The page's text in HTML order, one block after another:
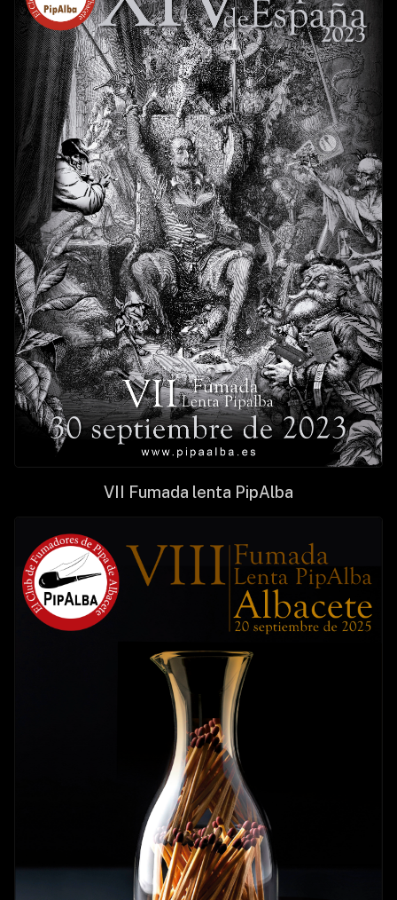
VII Fumada lenta PipAlba